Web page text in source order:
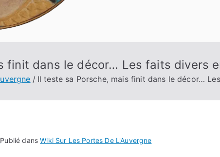
finit dans le décor… Les faits divers
Il teste sa Porsche, mais finit dans le décor…
Publié dansWiki Sur Les Portes De L'Auvergne